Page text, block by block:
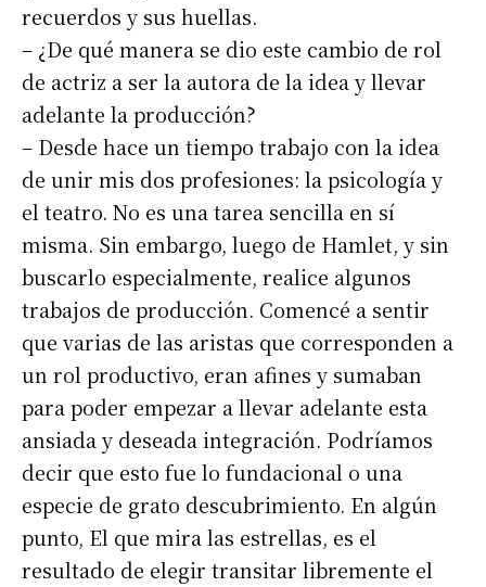
recuerdos y sus huellas.
– ¿De qué manera se dio este cambio de rol
de actriz a ser la autora de la idea y llevar
adelante la producción?
– Desde hace un tiempo trabajo con la idea
de unir mis dos profesiones: la psicología y
el teatro. No es una tarea sencilla en sí
misma. Sin embargo, luego de Hamlet, y sin
buscarlo especialmente, realice algunos
trabajos de producción. Comencé a sentir
que varias de las aristas que corresponden a
un rol productivo, eran afines y sumaban
para poder empezar a llevar adelante esta
ansiada y deseada integración. Podríamos
decir que esto fue lo fundacional o una
especie de grato descubrimiento. En algún
punto, El que mira las estrellas, es el
resultado de elegir transitar libremente el